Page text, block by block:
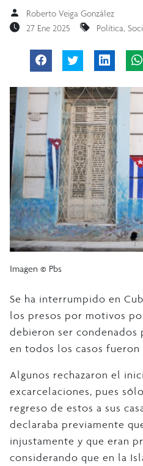
Roberto Veiga González
27 Ene 2025
Política,
Imagen © Pbs
Se ha interrumpido en
los presos por motivos
debieron ser condenados
en todos los casos fueron
Algunos rechazaron el
excarcelaciones, pues
regreso de estos a sus
declaraba previamente
injustamente y que eran
considerando que en la